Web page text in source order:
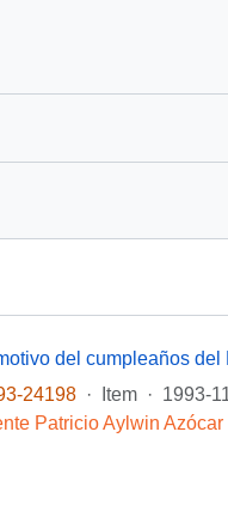
del cumpleaños del
24198
· Item · 1993-
Patricio Aylwin